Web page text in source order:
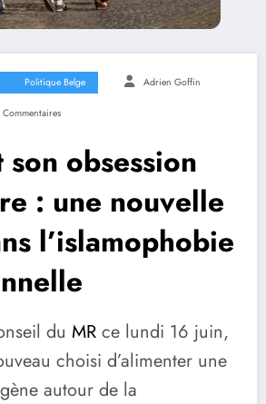
Politique Belge Adrien Goffin
Commentaires
son obsession
: une nouvelle
l’islamophobie
du MR ce lundi 16 juin,
choisi d’alimenter une
autour de la